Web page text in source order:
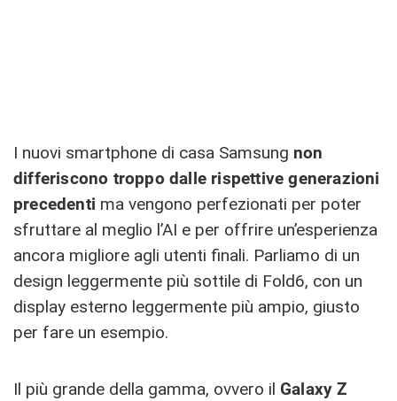
I nuovi smartphone di casa Samsung non
differiscono troppo dalle rispettive generazioni
precedenti ma vengono perfezionati per poter
sfruttare al meglio l’AI e per offrire un’esperienza
ancora migliore agli utenti finali. Parliamo di un
design leggermente più sottile di Fold6, con un
display esterno leggermente più ampio, giusto
per fare un esempio.
Il più grande della gamma, ovvero il Galaxy Z